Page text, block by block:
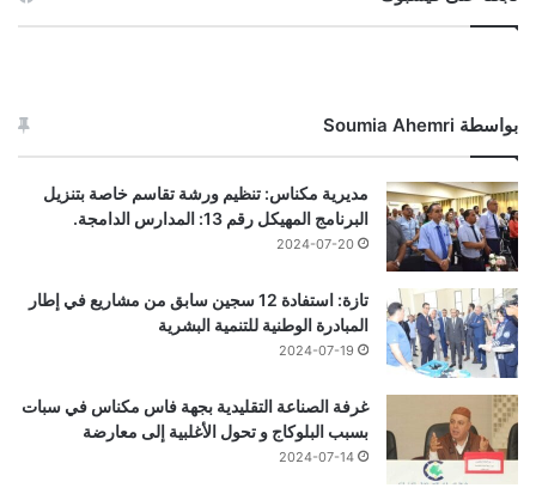
بواسطة Soumia Ahemri
مديرية مكناس: تنظيم ورشة تقاسم خاصة بتنزيل
البرنامج المهيكل رقم 13: المدارس الدامجة.
2024-07-20
تازة: استفادة 12 سجين سابق من مشاريع في إطار
المبادرة الوطنية للتنمية البشرية
2024-07-19
غرفة الصناعة التقليدية بجهة فاس مكناس في سبات
بسبب البلوكاج و تحول الأغلبية إلى معارضة
2024-07-14